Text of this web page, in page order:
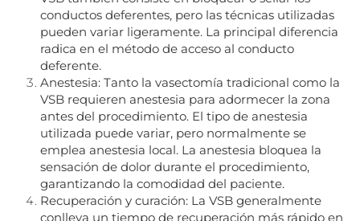
conductos deferentes, pero las técnicas utilizadas
pueden variar ligeramente. La principal diferencia
radica en el método de acceso al conducto
deferente.
Anestesia: Tanto la vasectomía tradicional como la
VSB requieren anestesia para adormecer la zona
antes del procedimiento. El tipo de anestesia
utilizada puede variar, pero normalmente se
emplea anestesia local. La anestesia bloquea la
sensación de dolor durante el procedimiento,
garantizando la comodidad del paciente.
Recuperación y curación: La VSB generalmente
conlleva un tiempo de recuperación más rápido en